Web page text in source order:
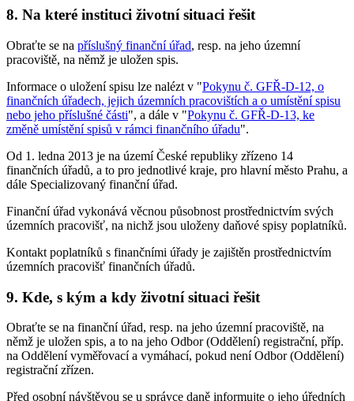
8. Na které instituci životní situaci řešit
Obraťte se na příslušný finanční úřad, resp. na jeho územní
pracoviště, na němž je uložen spis.
Informace o uložení spisu lze nalézt v "Pokynu č. GFŘ-D-12, o
finančních úřadech, jejich územních pracovištích a o umístění spisu
nebo jeho příslušné části", a dále v "Pokynu č. GFŘ-D-13, ke
změně umístění spisů v rámci finančního úřadu".
Od 1. ledna 2013 je na území České republiky zřízeno 14
finančních úřadů, a to pro jednotlivé kraje, pro hlavní město Prahu, a
dále Specializovaný finanční úřad.
Finanční úřad vykonává věcnou působnost prostřednictvím svých
územních pracovišť, na nichž jsou uloženy daňové spisy poplatníků.
Kontakt poplatníků s finančními úřady je zajištěn prostřednictvím
územních pracovišť finančních úřadů.
9. Kde, s kým a kdy životní situaci řešit
Obraťte se na finanční úřad, resp. na jeho územní pracoviště, na
němž je uložen spis, a to na jeho Odbor (Oddělení) registrační, příp.
na Oddělení vyměřovací a vymáhací, pokud není Odbor (Oddělení)
registrační zřízen.
Před osobní návštěvou se u správce daně informujte o jeho úředních